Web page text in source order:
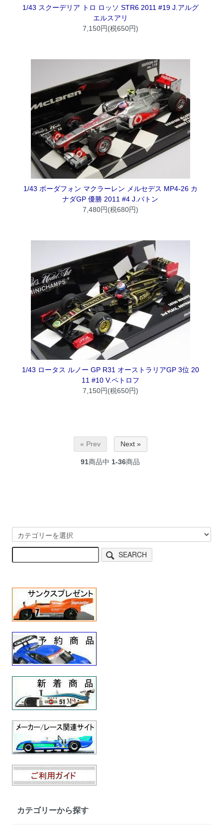
1/43 スクーデリア トロ ロッソ STR6 2011 #19 J.アルグ
エルスアリ
7,150円(税650円)
1/43 ボーダフォン マクラーレン メルセデス MP4-26 カ
ナダGP 優勝 2011 #4 J.バトン
7,480円(税680円)
1/43 ロータス ルノー GP R31 オーストラリアGP 3位 20
11 #10 V.ペトロフ
7,150円(税650円)
« Prev Next »
91商品中 1-36商品
SEARCH
カテゴリーから探す